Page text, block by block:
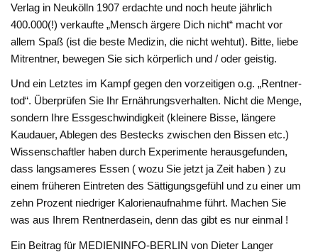
Ver­lag in Neukölln 1907 erdachte und noch heute jährlich
400.000(!) verkaufte „Mensch är­gere Dich nicht“ macht vor
allem Spaß (ist die beste Medizin, die nicht wehtut). Bitte, liebe
Mit­rentner, bewegen Sie sich körper­lich und / oder geistig.
Und ein Letztes im Kampf gegen den vorzeitigen o.g. „Rentner­
tod“. Überprüfen Sie Ihr Ernäh­rungsverhalten. Nicht die Menge,
sondern Ihre Essgeschwindigkeit (kleinere Bisse, längere
Kaudau­er, Ablegen des Bestecks zwi­schen den Bissen etc.)
Wissen­schaftler haben durch Experimen­te herausgefunden,
dass langsa­meres Essen ( wozu Sie jetzt ja Zeit haben ) zu
einem früheren Eintreten des Sättigungsgefühl und zu einer um
zehn Prozent nie­driger Kalorienaufnahme führt. Machen Sie
was aus Ihrem Rent­nerdasein, denn das gibt es nur einmal !
Ein Beitrag für MEDIENINFO-BERLIN von Dieter Langer